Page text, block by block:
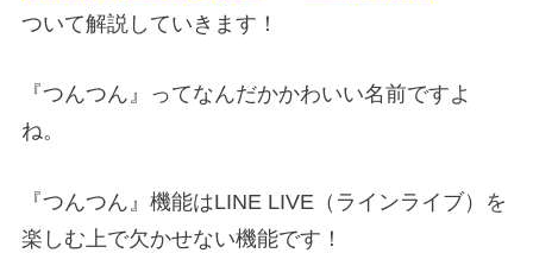
ついて解説していきます！
『つんつん』ってなんだかかわいい名前ですよ
ね。
『つんつん』機能はLINE LIVE（ラインライブ）を
楽しむ上で欠かせない機能です！